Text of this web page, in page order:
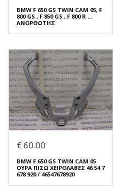
BMW F 650 GS TWIN CAM 05, F
800 GS , F 850 GS , F 800 R ...
ΑΝΟΡΘΩΤΗΣ
€ 60.00
BMW F 650 GS TWIN CAM 05
ΟΥΡΑ ΠΙΣΩ ΧΕΙΡΟΛΑΒΕΣ 46 54 7
678 920 / 46547678920